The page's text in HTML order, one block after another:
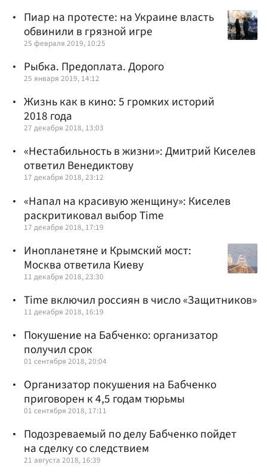
Пиар на протесте: на Украине власть
обвинили в грязной игре
25 февраля 2019, 10:25
Рыбка. Предоплата. Дорого
25 января 2019, 14:12
Жизнь как в кино: 5 громких историй
2018 года
27 декабря 2018, 13:03
«Нестабильность в жизни»: Дмитрий Киселев
ответил Венедиктову
17 декабря 2018, 23:12
«Напал на красивую женщину»: Киселев
раскритиковал выбор Time
17 декабря 2018, 17:19
Инопланетяне и Крымский мост:
Москва ответила Киеву
11 декабря 2018, 23:30
Time включил россиян в число «Защитников»
11 декабря 2018, 16:19
Покушение на Бабченко: организатор
получил срок
01 сентября 2018, 20:04
Организатор покушения на Бабченко
приговорен к 4,5 годам тюрьмы
01 сентября 2018, 17:11
Подозреваемый по делу Бабченко пойдет
на сделку со следствием
21 августа 2018, 16:39